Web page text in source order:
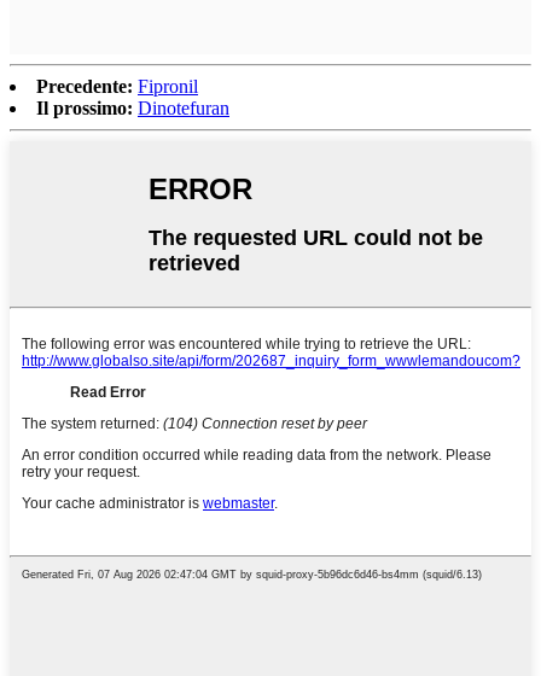
Precedente: Fipronil
Il prossimo: Dinotefuran